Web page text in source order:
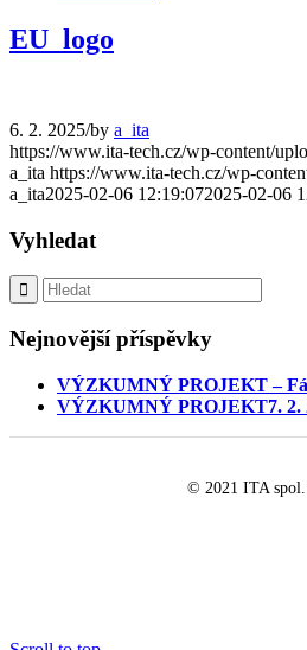
EU_logo
6. 2. 2025/by a_ita
https://www.ita-tech.cz/wp-content/
a_ita https://www.ita-tech.cz/wp-
a_ita2025-02-06 12:19:072025-02-06
Vyhledat
Nejnovější příspěvky
VÝZKUMNÝ PROJEKT –
VÝZKUMNÝ PROJEKT7. 2.
© 2021 ITA spol.